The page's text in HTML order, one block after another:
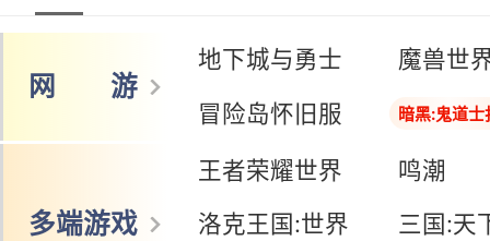
网 游
地下城与勇士
魔兽世
冒险岛怀旧服
暗黑:鬼道士
多端游戏
王者荣耀世界
鸣潮
洛克王国:世界
三国:天